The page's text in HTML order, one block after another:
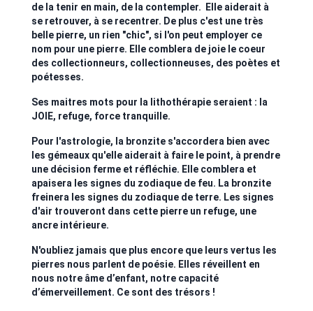
de la tenir en main, de la contempler. Elle aiderait à
se retrouver, à se recentrer. De plus c'est une très
belle pierre, un rien "chic", si l'on peut employer ce
nom pour une pierre. Elle comblera de joie le coeur
des collectionneurs, collectionneuses, des poètes et
poétesses.
Ses maitres mots pour la lithothérapie seraient : la
JOIE, refuge, force tranquille.
Pour l'astrologie, la bronzite s'accordera bien avec
les gémeaux qu'elle aiderait à faire le point, à prendre
une décision ferme et réfléchie. Elle comblera et
apaisera les signes du zodiaque de feu. La bronzite
freinera les signes du zodiaque de terre. Les signes
d'air trouveront dans cette pierre un refuge, une
ancre intérieure.
N'oubliez jamais que plus encore que leurs vertus les
pierres nous parlent de poésie. Elles réveillent en
nous notre âme d’enfant, notre capacité
d’émerveillement. Ce sont des trésors !